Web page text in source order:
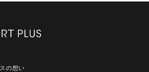
の想い